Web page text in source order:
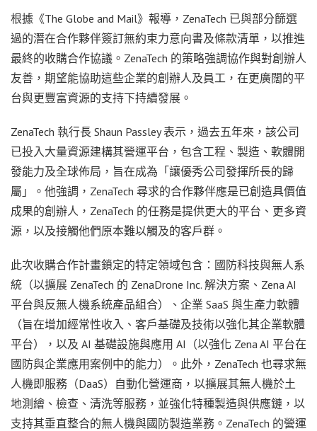
根據《The Globe and Mail》報導，ZenaTech 已與部分篩選
過的潛在合作夥伴簽訂無約束力意向書及條款清單，以推進
最終的收購合作協議。ZenaTech 的策略強調協作與對創辦人
友善，期望能協助這些企業的創辦人及員工，在更廣闊的平
台與更豐富資源的支持下持續發展。
ZenaTech 執行長 Shaun Passley 表示，過去五年來，該公司
已投入大量資源建構其營運平台，包含工程、製造、軟體開
發能力及全球佈局，旨在成為「讓優秀公司發揮所長的歸
屬」。他強調，ZenaTech 尋求的合作夥伴應是已創造具價值
成果的創辦人，ZenaTech 的任務是提供更大的平台、更多資
源，以及接觸他們原本難以觸及的客戶群。
此次收購合作計畫鎖定的特定領域包含：國防科技與無人系
統（以擴展 ZenaTech 的 ZenaDrone Inc. 解決方案、Zena AI
平台與反無人機系統產品組合）、企業 SaaS 與生產力軟體
（旨在增加經常性收入、客戶基礎及技術以強化其企業軟體
平台），以及 AI 基礎設施與應用 AI（以強化 Zena AI 平台在
國防與企業應用案例中的能力）。此外，ZenaTech 也尋求無
人機即服務（DaaS）自動化營運商，以擴展其無人機於土
地測繪、檢查、清洗等服務，並強化特種製造與供應鏈，以
支持其垂直整合的無人機與國防製造業務。ZenaTech 的營運